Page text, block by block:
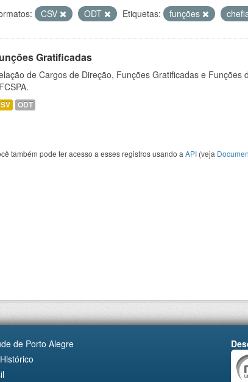
CSV ODT Etiquetas: funções
Gratificadas
de Cargos de Direção, Funções Gratificadas e Funções
ODT
também pode ter acesso a esses registros usando a API (veja
de Porto Alegre